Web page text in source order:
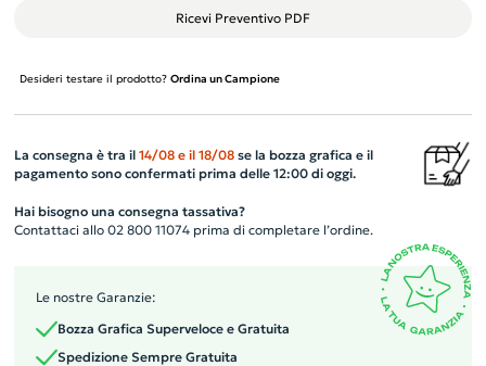
Ricevi Preventivo PDF
Desideri testare il prodotto? Ordina un Campione
La consegna è tra il 14/08 e il 18/08se la bozza grafica e il
pagamento sono confermati prima delle 12:00 di oggi.
Hai bisogno una consegna tassativa?
Contattaci allo 02 800 11074 prima di completare l’ordine.
Le nostre Garanzie:
Bozza Grafica Superveloce e Gratuita
Spedizione Sempre Gratuita